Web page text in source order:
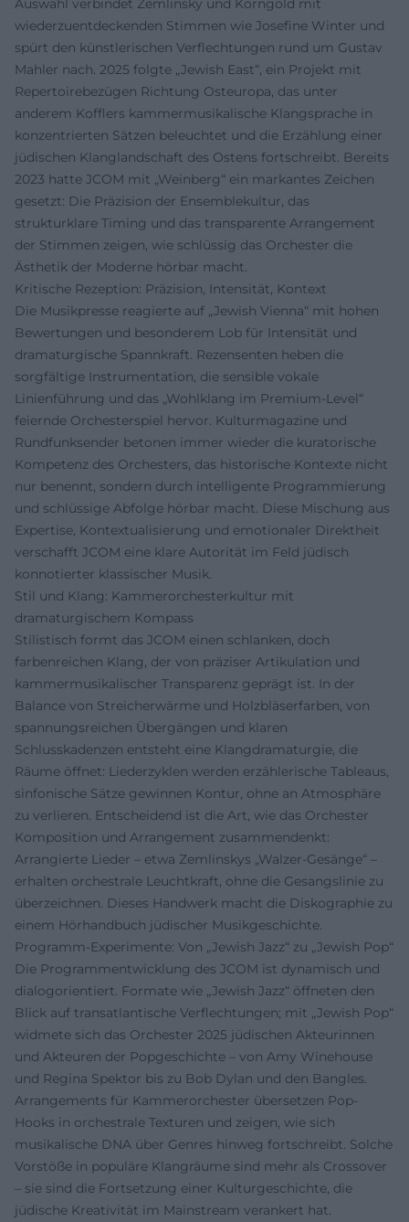
Auswahl verbindet Zemlinsky und Korngold mit
wiederzuentdeckenden Stimmen wie Josefine Winter und
spürt den künstlerischen Verflechtungen rund um Gustav
Mahler nach. 2025 folgte „Jewish East“, ein Projekt mit
Repertoirebezügen Richtung Osteuropa, das unter
anderem Kofflers kammermusikalische Klangsprache in
konzentrierten Sätzen beleuchtet und die Erzählung einer
jüdischen Klanglandschaft des Ostens fortschreibt. Bereits
2023 hatte JCOM mit „Weinberg“ ein markantes Zeichen
gesetzt: Die Präzision der Ensemblekultur, das
strukturklare Timing und das transparente Arrangement
der Stimmen zeigen, wie schlüssig das Orchester die
Ästhetik der Moderne hörbar macht.
Kritische Rezeption: Präzision, Intensität, Kontext
Die Musikpresse reagierte auf „Jewish Vienna“ mit hohen
Bewertungen und besonderem Lob für Intensität und
dramaturgische Spannkraft. Rezensenten heben die
sorgfältige Instrumentation, die sensible vokale
Linienführung und das „Wohlklang im Premium-Level“
feiernde Orchesterspiel hervor. Kulturmagazine und
Rundfunksender betonen immer wieder die kuratorische
Kompetenz des Orchesters, das historische Kontexte nicht
nur benennt, sondern durch intelligente Programmierung
und schlüssige Abfolge hörbar macht. Diese Mischung aus
Expertise, Kontextualisierung und emotionaler Direktheit
verschafft JCOM eine klare Autorität im Feld jüdisch
konnotierter klassischer Musik.
Stil und Klang: Kammerorchesterkultur mit
dramaturgischem Kompass
Stilistisch formt das JCOM einen schlanken, doch
farbenreichen Klang, der von präziser Artikulation und
kammermusikalischer Transparenz geprägt ist. In der
Balance von Streicherwärme und Holzbläserfarben, von
spannungsreichen Übergängen und klaren
Schlusskadenzen entsteht eine Klangdramaturgie, die
Räume öffnet: Liederzyklen werden erzählerische Tableaus,
sinfonische Sätze gewinnen Kontur, ohne an Atmosphäre
zu verlieren. Entscheidend ist die Art, wie das Orchester
Komposition und Arrangement zusammendenkt:
Arrangierte Lieder – etwa Zemlinskys „Walzer-Gesänge“ –
erhalten orchestrale Leuchtkraft, ohne die Gesangslinie zu
überzeichnen. Dieses Handwerk macht die Diskographie zu
einem Hörhandbuch jüdischer Musikgeschichte.
Programm-Experimente: Von „Jewish Jazz“ zu „Jewish Pop“
Die Programmentwicklung des JCOM ist dynamisch und
dialogorientiert. Formate wie „Jewish Jazz“ öffneten den
Blick auf transatlantische Verflechtungen; mit „Jewish Pop“
widmete sich das Orchester 2025 jüdischen Akteurinnen
und Akteuren der Popgeschichte – von Amy Winehouse
und Regina Spektor bis zu Bob Dylan und den Bangles.
Arrangements für Kammerorchester übersetzen Pop-
Hooks in orchestrale Texturen und zeigen, wie sich
musikalische DNA über Genres hinweg fortschreibt. Solche
Vorstöße in populäre Klangräume sind mehr als Crossover
– sie sind die Fortsetzung einer Kulturgeschichte, die
jüdische Kreativität im Mainstream verankert hat.